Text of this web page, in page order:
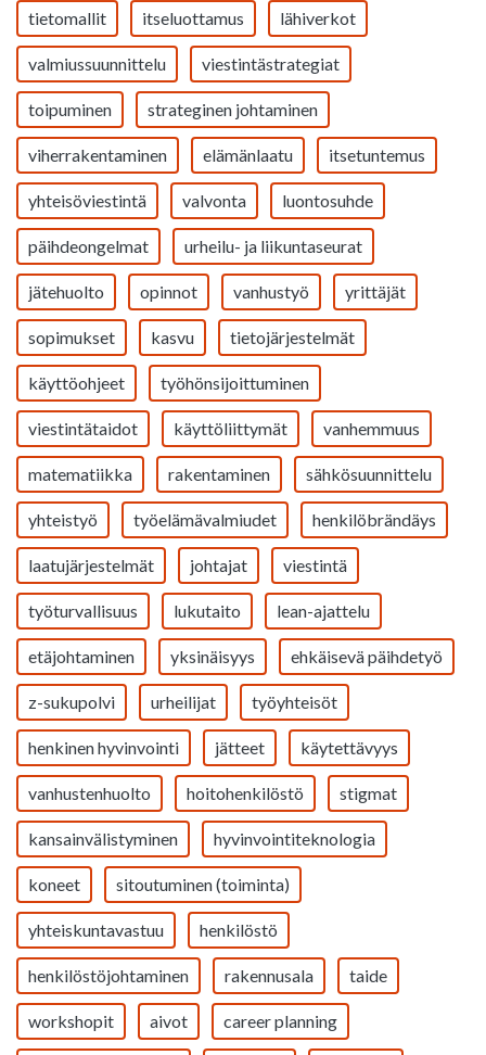
tietomallit itseluottamus lähiverkot
valmiussuunnittelu viestintästrategiat
toipuminen strateginen johtaminen
viherrakentaminen elämänlaatu itsetuntemus
yhteisöviestintä valvonta luontosuhde
päihdeongelmat urheilu- ja liikuntaseurat
jätehuolto opinnot vanhustyö yrittäjät
sopimukset kasvu tietojärjestelmät
käyttöohjeet työhönsijoittuminen
viestintätaidot käyttöliittymät vanhemmuus
matematiikka rakentaminen sähkösuunnittelu
yhteistyö työelämävalmiudet henkilöbrändäys
laatujärjestelmät johtajat viestintä
työturvallisuus lukutaito lean-ajattelu
etäjohtaminen yksinäisyys ehkäisevä päihdetyö
z-sukupolvi urheilijat työyhteisöt
henkinen hyvinvointi jätteet käytettävyys
vanhustenhuolto hoitohenkilöstö stigmat
kansainvälistyminen hyvinvointiteknologia
koneet sitoutuminen (toiminta)
yhteiskuntavastuu henkilöstö
henkilöstöjohtaminen rakennusala taide
workshopit aivot career planning